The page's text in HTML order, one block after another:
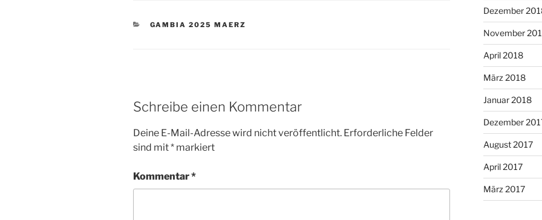
KATEGORIEN
GAMBIA 2025 MAERZ
Schreibe einen Kommentar
Deine E-Mail-Adresse wird nicht veröffentlicht. Erforderliche Felder
sind mit* markiert
Kommentar*
Dezember
November
April 2018
März 2018
Januar 2018
Dezember
August 2017
April 2017
März 2017